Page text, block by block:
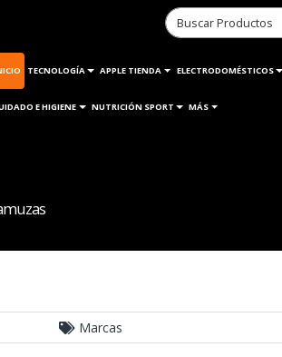
TECNOLOGÍA APPLE TIENDA ELECTRODOMÉSTICOS
E HIGIENE NUTRICIÓN SPORT MÁS
Marcas